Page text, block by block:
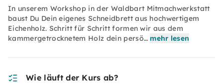
In unserem Workshop in der Waldbart Mitmachwerkstatt
baust Du Dein eigenes Schneidbrett aus hochwertigem
Eichenholz. Schritt für Schritt formen wir aus dem
kammergetrocknetem Holz dein persö… mehr lesen
Wie läuft der Kurs ab?